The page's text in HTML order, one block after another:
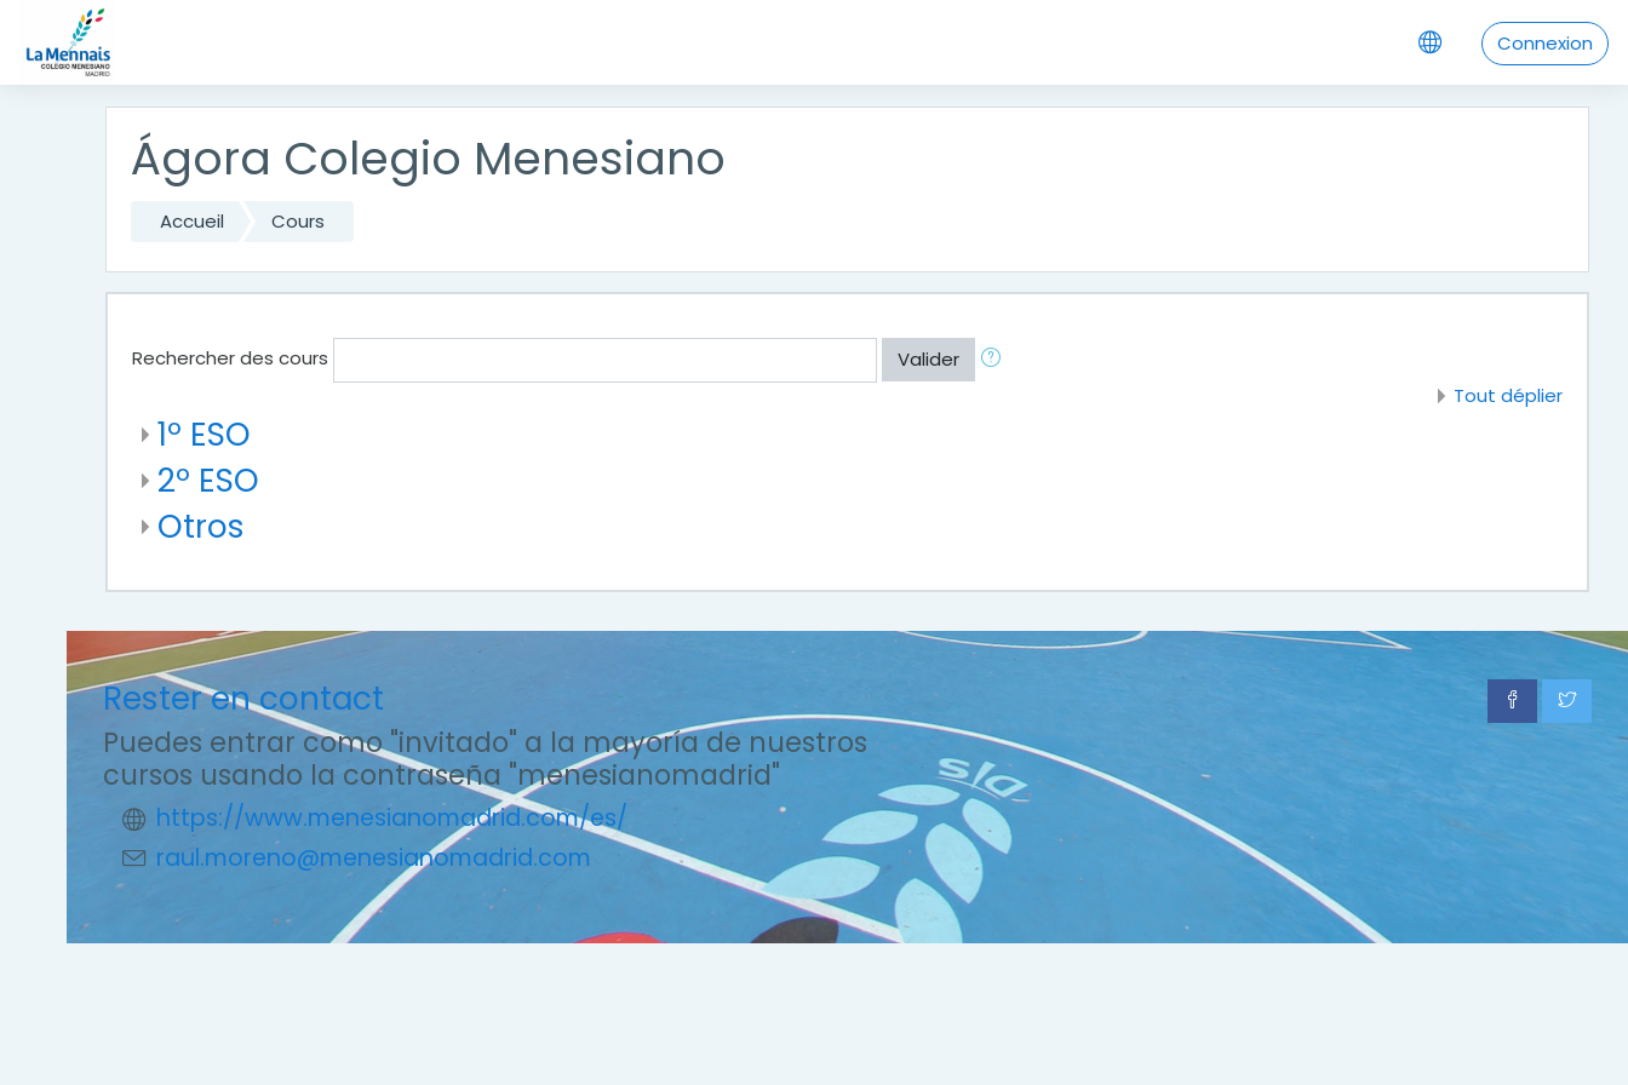
Connexion
Passer au contenu principal
Ágora Colegio Menesiano
Accueil Cours
Rechercher des cours
Valider
Tout déplier
1º ESO
2º ESO
Otros
Rester en contact
Puedes entrar como "invitado" a la mayoría de nuestros
cursos usando la contraseña "menesianomadrid"
https://www.menesianomadrid.com/es/
raul.moreno@menesianomadrid.com